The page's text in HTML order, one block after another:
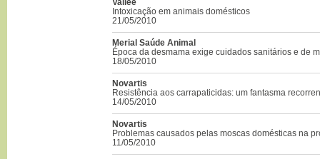
Intoxicação em animais domésticos
21/05/2010
Merial Saúde Animal
Época da desmama exige cuidados sanitários e de
18/05/2010
Novartis
Resistência aos carrapaticidas: um fantasma
14/05/2010
Novartis
Problemas causados pelas moscas domésticas na
11/05/2010